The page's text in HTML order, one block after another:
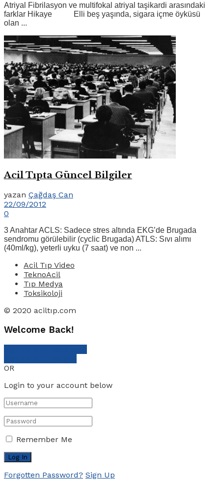
Atriyal Fibrilasyon ve multifokal atriyal taşikardi arasındaki
farklar Hikaye Elli beş yaşında, sigara içme öyküsü
olan ...
Acil Tıpta Güncel Bilgiler
yazan Çağdaş Can
22/09/2012
0
3 Anahtar ACLS: Sadece stres altında EKG’de Brugada
sendromu görülebilir (cyclic Brugada) ATLS: Sıvı alımı
(40ml/kg), yeterli uyku (7 saat) ve non ...
Acil Tıp Video
TeknoAcil
Tıp Medya
Toksikoloji
© 2020 aciltıp.com
Welcome Back!
OR
Login to your account below
Remember Me
Forgotten Password? Sign Up